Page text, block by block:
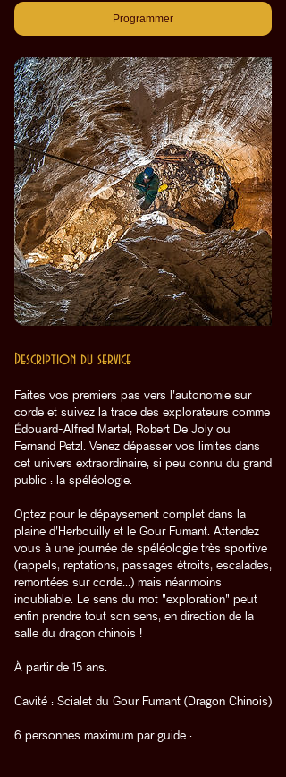
Programmer
Description du service
Faites vos premiers pas vers l'autonomie sur
corde et suivez la trace des explorateurs comme
Édouard-Alfred Martel, Robert De Joly ou
Fernand Petzl. Venez dépasser vos limites dans
cet univers extraordinaire, si peu connu du grand
public : la spéléologie.
Optez pour le dépaysement complet dans la
plaine d'Herbouilly et le Gour Fumant. Attendez
vous à une journée de spéléologie très sportive
(rappels, reptations, passages étroits, escalades,
remontées sur corde...) mais néanmoins
inoubliable. Le sens du mot "exploration" peut
enfin prendre tout son sens, en direction de la
salle du dragon chinois !
À partir de 15 ans.
Cavité : Scialet du Gour Fumant (Dragon Chinois)
6 personnes maximum par guide :